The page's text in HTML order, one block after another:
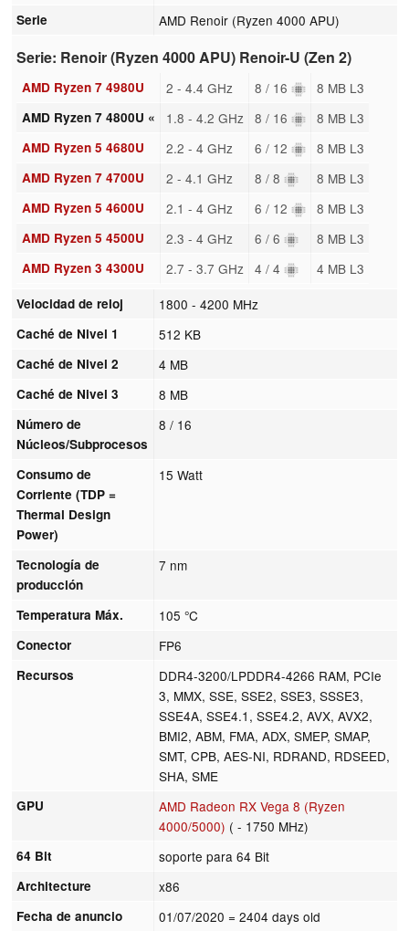
Serie AMD Renoir (Ryzen 4000 APU)
Serie: Renoir (Ryzen 4000 APU) Renoir-U (Zen 2)
AMD Ryzen 7 4980U 2 - 4.4 GHz 8 / 16 8 MB L3
AMD Ryzen 7 4800U « 1.8 - 4.2 GHz 8 / 16 8 MB L3
AMD Ryzen 5 4680U 2.2 - 4 GHz 6 / 12 8 MB L3
AMD Ryzen 7 4700U 2 - 4.1 GHz 8 / 8 8 MB L3
AMD Ryzen 5 4600U 2.1 - 4 GHz 6 / 12 8 MB L3
AMD Ryzen 5 4500U 2.3 - 4 GHz 6 / 6 8 MB L3
AMD Ryzen 3 4300U 2.7 - 3.7 GHz 4 / 4 4 MB L3
Velocidad de reloj 1800 - 4200 MHz
Caché de Nivel 1 512 KB
Caché de Nivel 2 4 MB
Caché de Nivel 3 8 MB
Número de
Núcleos/Subprocesos
8 / 16
Consumo de
Corriente (TDP =
Thermal Design
Power)
15 Watt
Tecnología de
producción
7 nm
Temperatura Máx. 105 °C
Conector FP6
Recursos
DDR4-3200/LPDDR4-4266 RAM, PCIe
3, MMX, SSE, SSE2, SSE3, SSSE3,
SSE4A, SSE4.1, SSE4.2, AVX, AVX2,
BMI2, ABM, FMA, ADX, SMEP, SMAP,
SMT, CPB, AES-NI, RDRAND, RDSEED,
SHA, SME
GPU
AMD Radeon RX Vega 8 (Ryzen
4000/5000) ( - 1750 MHz)
64 Bit soporte para 64 Bit
Architecture x86
Fecha de anuncio 01/07/2020 = 2404 days old